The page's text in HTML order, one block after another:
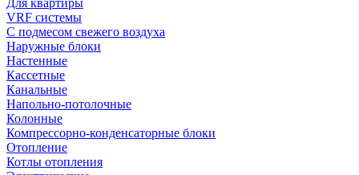
Для квартиры
VRF системы
С подмесом свежего воздуха
Наружные блоки
Настенные
Кассетные
Канальные
Напольно-потолочные
Колонные
Компрессорно-конденсаторные блоки
Отопление
Котлы отопления